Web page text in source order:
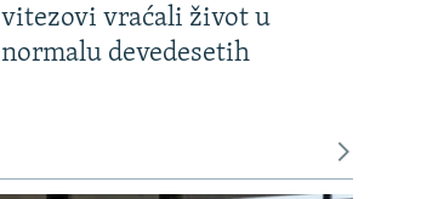
vitezovi vraćali život u
normalu devedesetih